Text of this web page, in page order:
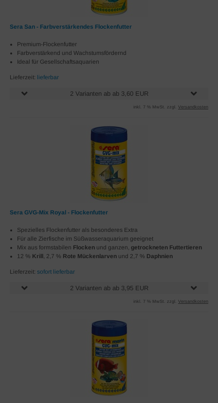
Sera San - Farbverstärkendes Flockenfutter
Premium-Flockenfutter
Farbverstärkend und Wachstumsfördernd
Ideal für Gesellschaftsaquarien
Lieferzeit: lieferbar
2 Varianten ab ab 3,60 EUR
inkl. 7 % MwSt. zzgl. Versandkosten
Sera GVG-Mix Royal - Flockenfutter
Spezielles Flockenfutter als besonderes Extra
Für alle Zierfische im Süßwasseraquarium geeignet
Mix aus formstabilen Flocken und ganzen, getrockneten Futtertieren
12 % Krill , 2,7 % Rote Mückenlarven und 2,7 % Daphnien
Lieferzeit: sofort lieferbar
2 Varianten ab ab 3,95 EUR
inkl. 7 % MwSt. zzgl. Versandkosten